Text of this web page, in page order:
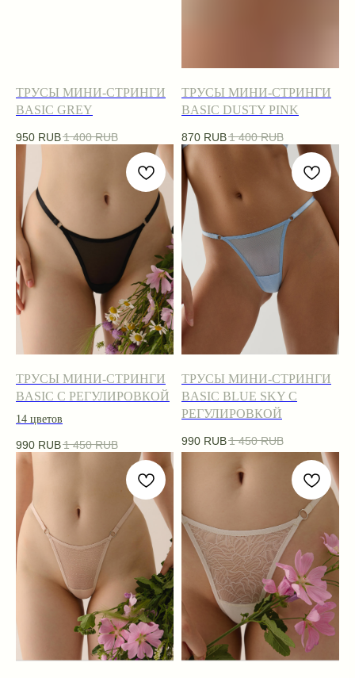
ТРУСЫ МИНИ-СТРИНГИ
BASIC GREY
950 RUB1 400 RUB
ТРУСЫ МИНИ-СТРИНГИ
BASIC DUSTY PINK
870 RUB1 400 RUB
ТРУСЫ МИНИ-СТРИНГИ
BASIC С РЕГУЛИРОВКОЙ
14 цветов
990 RUB1 450 RUB
ТРУСЫ МИНИ-СТРИНГИ
BASIC BLUE SKY С
РЕГУЛИРОВКОЙ
990 RUB1 450 RUB